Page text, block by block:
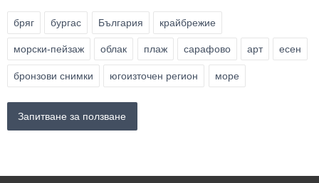
бряг бургас България крайбрежие
морски-пейзаж облак плаж сарафово арт есен
бронзови снимки югоизточен регион море
Запитване за ползване